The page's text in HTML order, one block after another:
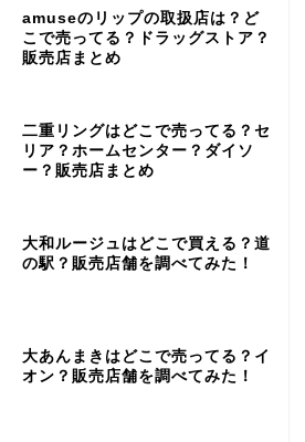
amuseのリップの取扱店は？ど
こで売ってる？ドラッグストア？
販売店まとめ
二重リングはどこで売ってる？セ
リア？ホームセンター？ダイソ
ー？販売店まとめ
大和ルージュはどこで買える？道
の駅？販売店舗を調べてみた！
大あんまきはどこで売ってる？イ
オン？販売店舗を調べてみた！